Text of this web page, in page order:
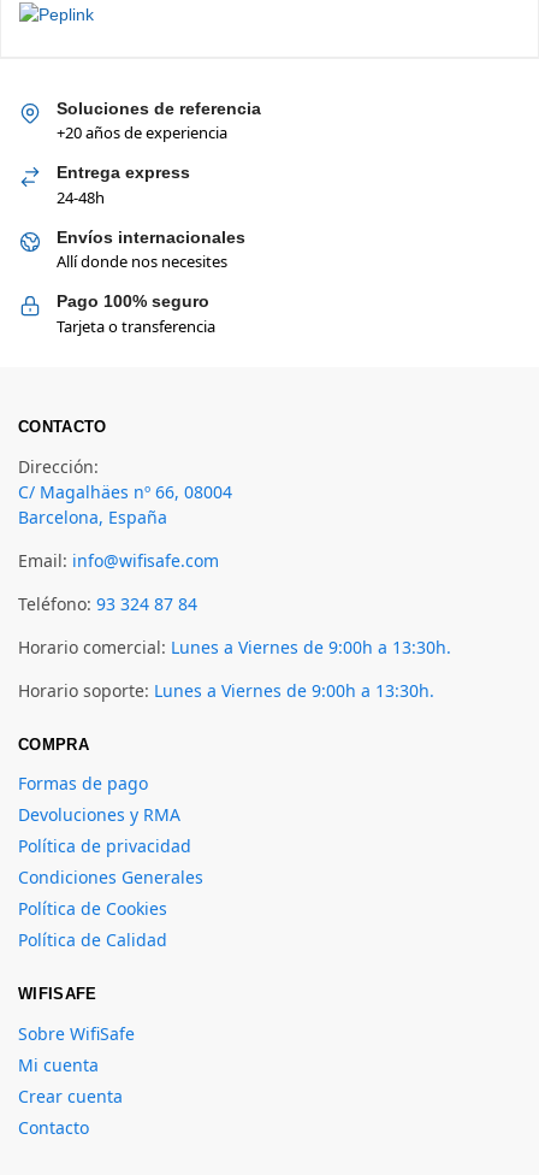
Soluciones de referencia
+20 años de experiencia
Entrega express
24-48h
Envíos internacionales
Allí donde nos necesites
Pago 100% seguro
Tarjeta o transferencia
CONTACTO
Dirección:
C/ Magalhäes nº 66, 08004
Barcelona, España
Email: info@wifisafe.com
Teléfono: 93 324 87 84
Horario comercial: Lunes a Viernes de 9:00h a 13:30h.
Horario soporte: Lunes a Viernes de 9:00h a 13:30h.
COMPRA
Formas de pago
Devoluciones y RMA
Política de privacidad
Condiciones Generales
Política de Cookies
Política de Calidad
WIFISAFE
Sobre WifiSafe
Mi cuenta
Crear cuenta
Contacto